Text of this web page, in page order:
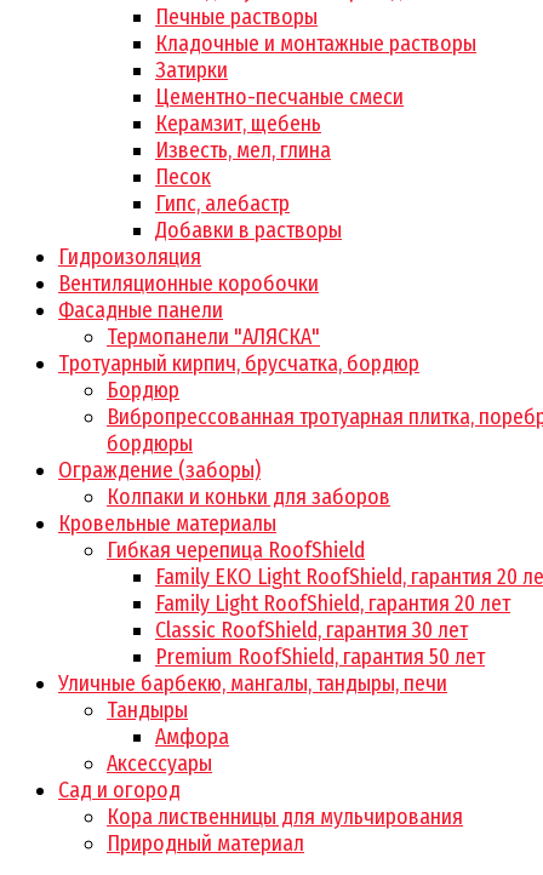
Печные растворы
Кладочные и монтажные растворы
Затирки
Цементно-песчаные смеси
Керамзит, щебень
Известь, мел, глина
Песок
Гипс, алебастр
Добавки в растворы
Гидроизоляция
Вентиляционные коробочки
Фасадные панели
Термопанели "АЛЯСКА"
Тротуарный кирпич, брусчатка, бордюр
Бордюр
Вибропрессованная тротуарная плитка,
бордюры
Ограждение (заборы)
Колпаки и коньки для заборов
Кровельные материалы
Гибкая черепица RoofShield
Family EKO Light RoofShield, гарантия 20
Family Light RoofShield, гарантия 20 лет
Classic RoofShield, гарантия 30 лет
Premium RoofShield, гарантия 50 лет
Уличные барбекю, мангалы, тандыры, печи
Тандыры
Амфора
Аксессуары
Сад и огород
Кора лиственницы для мульчирования
Природный материал